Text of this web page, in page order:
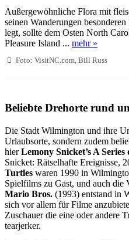
Außergewöhnliche Flora mit
seinen Wanderungen
legt, sollte dem Osten North
Pleasure Island ... mehr »
Foto: VisitNC.com, Bill Russ
Beliebte Drehorte rund
Die Stadt Wilmington und ihre
Urlaubsorte, sondern zudem
hierLemony Snicket’s A
Snicket: Rätselhafte Ereignisse,
Turtles waren 1990 in
Spielfilms zu Gast, und auch die
Mario Bros. (1993) entstand in
sich vor allem für Filme
Zuschauer die eine oder andere
tearjerker.